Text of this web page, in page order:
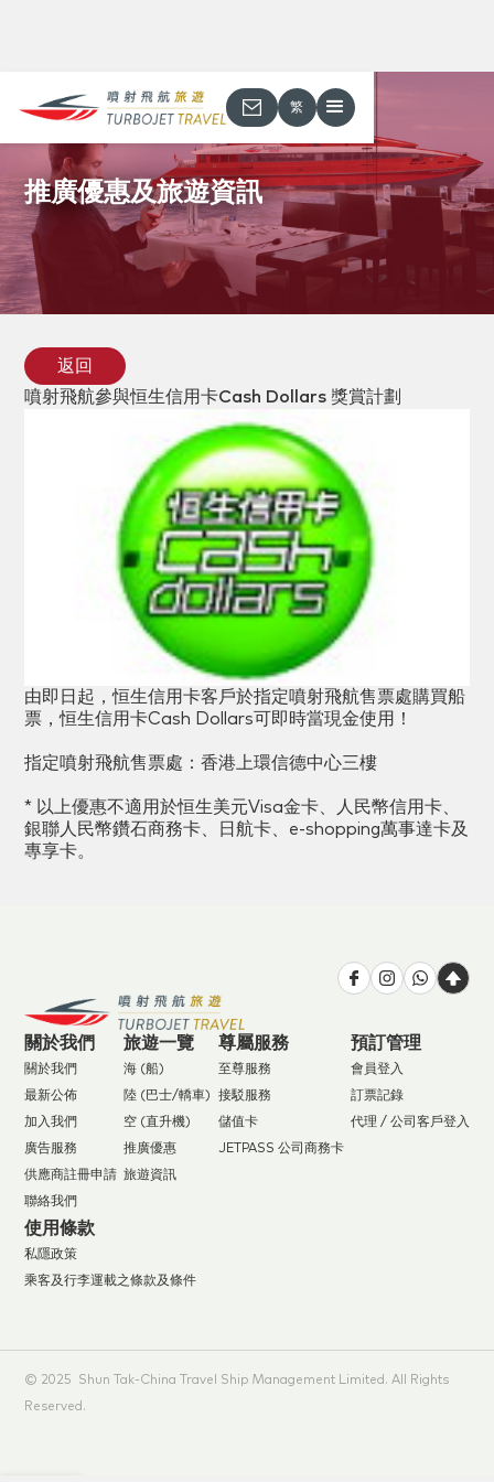
繁
推廣優惠及旅遊資訊
噴射飛航參與恒生信用卡Cash Dollars 獎賞計劃
返回
由即日起，恒生信用卡客戶於指定噴射飛航售票處購買船
票，恒生信用卡Cash Dollars可即時當現金使用！
指定噴射飛航售票處：香港上環信德中心三樓
* 以上優惠不適用於恒生美元Visa金卡、人民幣信用卡、
銀聯人民幣鑽石商務卡、日航卡、e-shopping萬事達卡及
專享卡。
關於我們
關於我們
最新公佈
加入我們
廣告服務
供應商註冊申請
聯絡我們
旅遊一覽
海 (船)
陸 (巴士/轎車)
空 (直升機)
推廣優惠
旅遊資訊
尊屬服務
至尊服務
接駁服務
儲值卡
JETPASS 公司商務卡
預訂管理
會員登入
訂票記錄
代理 / 公司客戶登入
使用條款
私隱政策
乘客及行李運載之條款及條件
© 2025 Shun Tak-China Travel Ship Management Limited. All Rights
Reserved.